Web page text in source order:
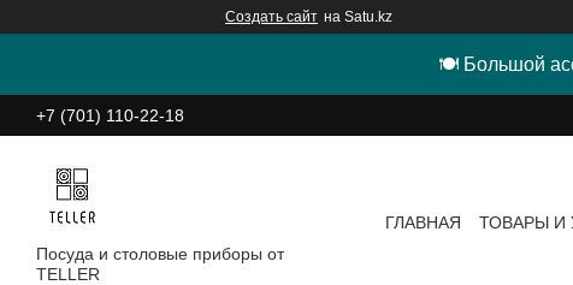
Создать сайт на Satu.kz
🍽 Большой
+7 (701) 110-22-18
Посуда и столовые приборы от
TELLER
ГЛАВНАЯ ТОВАРЫ И